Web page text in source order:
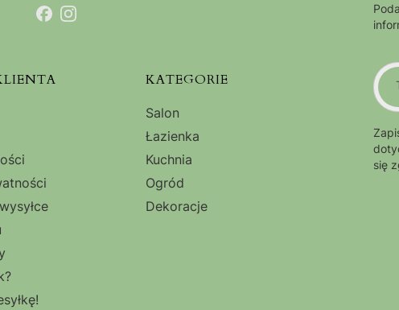
KATEGORIE
Salon
Łazienka
Kuchnia
Ogród
Dekoracje
się